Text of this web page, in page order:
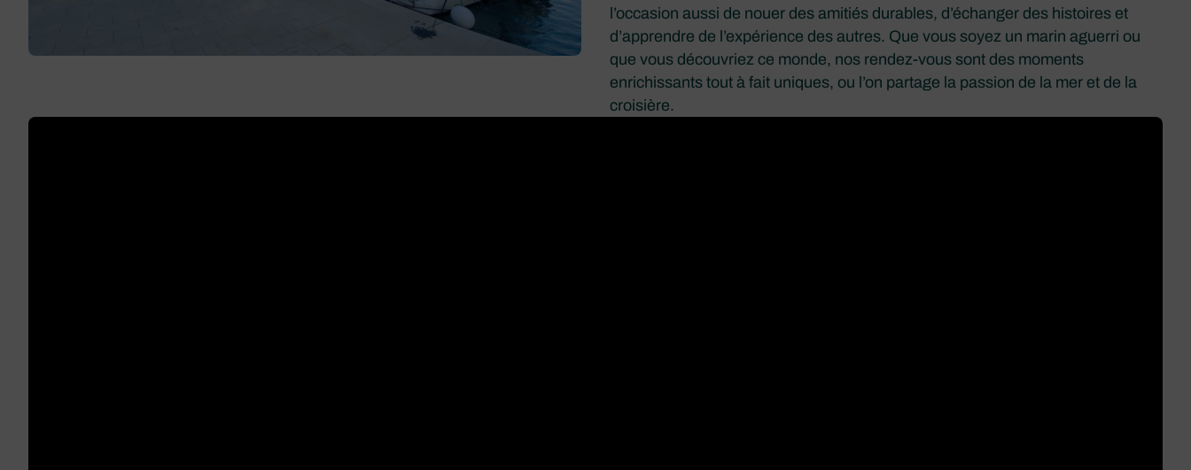
l’occasion aussi de nouer des amitiés durables, d’échanger des histoires et
d’apprendre de l’expérience des autres. Que vous soyez un marin aguerri ou
que vous découvriez ce monde, nos rendez-vous sont des moments
enrichissants tout à fait uniques, ou l’on partage la passion de la mer et de la
croisière.